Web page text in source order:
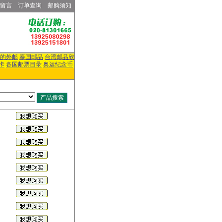
言 订单查询 邮购须知
外邮 泰国邮品 台湾邮品欣
各国邮票目录 奥运纪念币